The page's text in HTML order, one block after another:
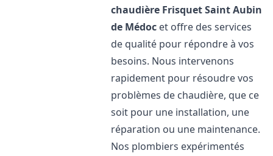
chaudière FrisquetSaint Aubin
de Médoc et offre des services
de qualité pour répondre à vos
besoins. Nous intervenons
rapidement pour résoudre vos
problèmes de chaudière, que ce
soit pour une installation, une
réparation ou une maintenance.
Nos plombiers expérimentés